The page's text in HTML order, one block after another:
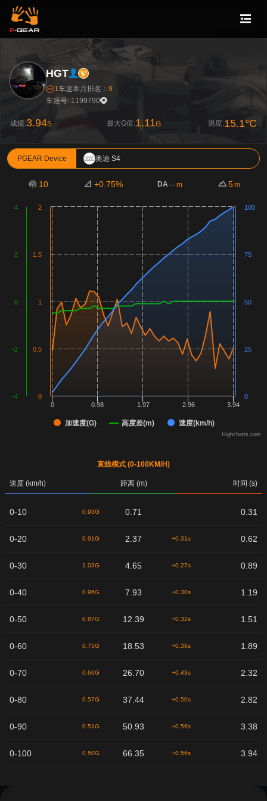
HGT
1车迷本月排名： 9
车涯号: 1199790
成绩:3.94S 最大G值:1.11G 温度:15.1°C
PGEAR Device 奥迪 S4
10 +0.75% DA-- m 5m
加速度(G) 高度差(m) 速度(km/h)
0 0.98 1.97 2.96 3.94
0
0.5
1
1.5
2
-4
-2
0
2
4
0
25
50
75
100
Highcharts.com
直线模式 (0-100KM/H)
速度 (km/h) 距离 (m) 时间 (s)
0-10 0.93G 0.71 0.31
0-20 0.91G 2.37 +0.31s 0.62
0-30 1.03G 4.65 +0.27s 0.89
0-40 0.96G 7.93 +0.30s 1.19
0-50 0.87G 12.39 +0.32s 1.51
0-60 0.75G 18.53 +0.38s 1.89
0-70 0.66G 26.70 +0.43s 2.32
0-80 0.57G 37.44 +0.50s 2.82
0-90 0.51G 50.93 +0.56s 3.38
0-100 0.50G 66.35 +0.56s 3.94